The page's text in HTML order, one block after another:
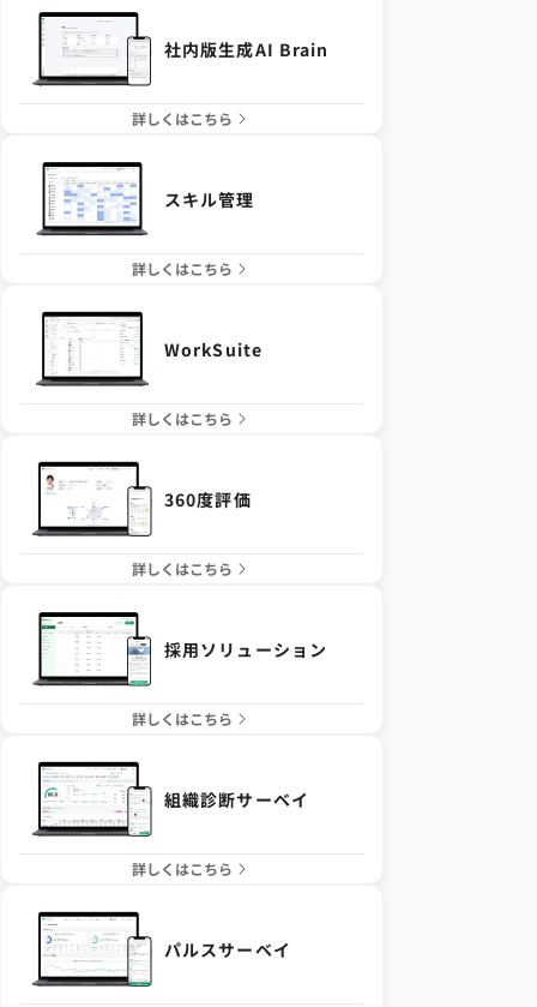
社内版生成AI Brain
詳しくはこちら
スキル管理
詳しくはこちら
WorkSuite
詳しくはこちら
360度評価
詳しくはこちら
採用ソリューション
詳しくはこちら
組織診断サーベイ
詳しくはこちら
パルスサーベイ